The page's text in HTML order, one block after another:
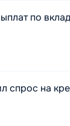
по
спрос на